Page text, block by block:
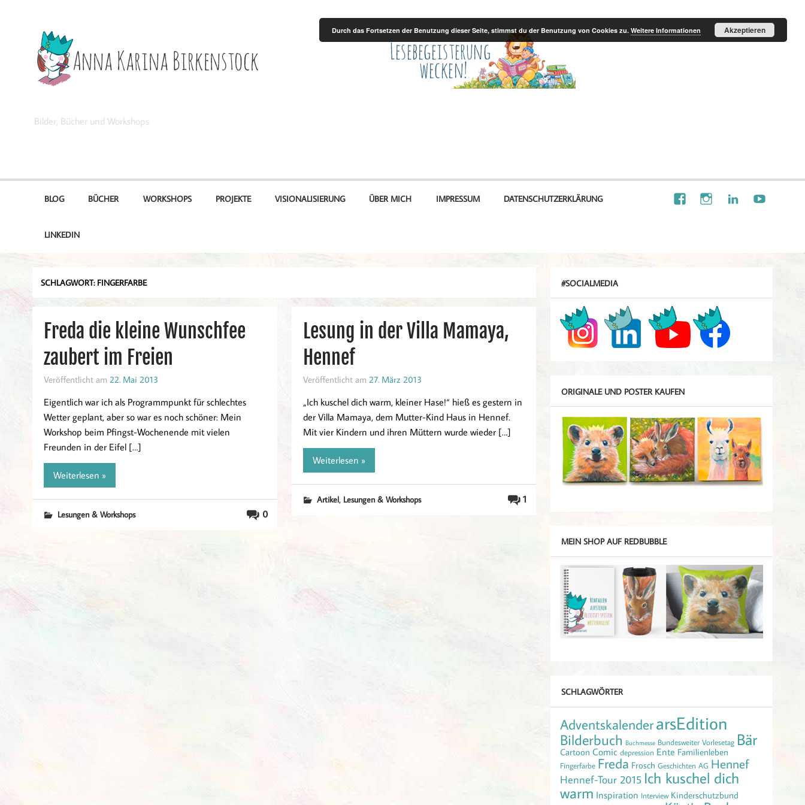
Bilder, Bücher und Workshops
BLOG BÜCHER WORKSHOPS PROJEKTE VISIONALISIERUNG ÜBER MICH IMPRESSUM DATENSCHUTZERKLÄRUNG
LINKEDIN
SCHLAGWORT: FINGERFARBE
Freda die kleine Wunschfee
zaubert im Freien
Veröffentlicht am 22. Mai 2013
Eigentlich war ich als Programmpunkt für schlechtes
Wetter geplant, aber so war es noch schöner: Mein
Workshop beim Pfingst-Wochenende mit vielen
Freunden in der Eifel […]
Weiterlesen »
0
Lesungen & Workshops
Lesung in der Villa Mamaya,
Hennef
Veröffentlicht am 27. März 2013
„Ich kuschel dich warm, kleiner Hase!“ hieß es gestern in
der Villa Mamaya, dem Mutter-Kind Haus in Hennef.
Mit vier Kindern und ihren Müttern wurde wieder […]
Weiterlesen »
1
Artikel, Lesungen & Workshops
#SOCIALMEDIA
ORIGINALE UND POSTER KAUFEN
MEIN SHOP AUF REDBUBBLE
SCHLAGWÖRTER
AdventskalenderarsEdition
Bilderbuch Buchmesse Bundesweiter Vorlesetag Bär
Cartoon Comic depression Ente Familienleben
Fingerfarbe Freda Frosch Geschichten AG Hennef
Hennef-Tour 2015 Ich kuschel dich
warm Inspiration Interview Kinderschutzbund
Durch das Fortsetzen der Benutzung dieser Seite, stimmst du der Benutzung von Cookies zu. Weitere Informationen Akzeptieren